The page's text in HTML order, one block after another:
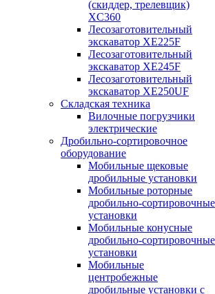
(скиддер, трелевщик)
XC360
Лесозаготовительный
экскаватор XE225F
Лесозаготовительный
экскаватор XE245F
Лесозаготовительный
экскаватор XE250UF
Складская техника
Вилочные погрузчики
электрические
Дробильно-сортировочное
оборудование
Мобильные щековые
дробильные установки
Мобильные роторные
дробильно-сортировочные
установки
Мобильные конусные
дробильно-сортировочные
установки
Мобильные
центробежные
дробильные установки с